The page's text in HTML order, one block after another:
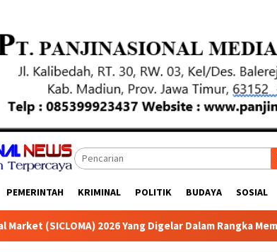
PEMERINTAH KRIMINAL POLITIK BUDAYA SOSIAL
Dalam Rangka Memeriahkan Gebyar Hari UKM